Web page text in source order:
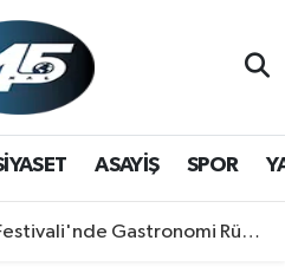
ASAYİŞ SPOR
Rüzgarı: Lezzetin Yıldızı "Manisa Kebabı" Oldu!